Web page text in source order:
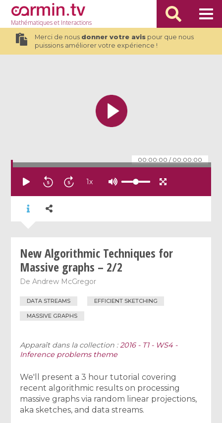
Mathématiqueset Interactions
Merci de nous donner votre avispour que nous
puissions améliorer votre expérience !
00:00:00 / 00:00:00
1x
New Algorithmic Techniques for
Massive graphs – 2/2
DeAndrew McGregor
DATA STREAMS EFFICIENT SKETCHING
MASSIVE GRAPHS
Apparaît dans la collection :2016 - T1 - WS4 -
Inference problems theme
We'll present a 3 hour tutorial covering
recent algorithmic results on processing
massive graphs via random linear projections,
aka sketches, and data streams.